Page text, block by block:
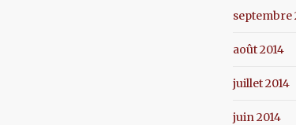
septembre
août 2014
juillet 2014
juin 2014